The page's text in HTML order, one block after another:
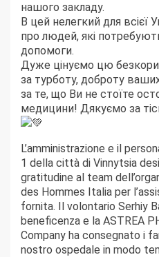
нашого закладу.
В цей нелегкий для всієї
про людей, які
допомоги.
Дуже цінуємо цю
за турботу, доброту
за те, що Ви не стоїте
медицини! Дякуємо за
L’amministrazione e il
1 della città di Vinnytsia
gratitudine al team
des Hommes Italia per
fornita. Il volontario Serhiy
beneficenza e la ASTREA
Company ha consegnato i
nostro ospedale in modo